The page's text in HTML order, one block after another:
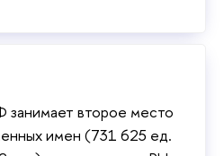
занимает второе место
имен (731 625 ед.